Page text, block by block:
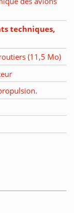
techniques,
(11,5 Mo)